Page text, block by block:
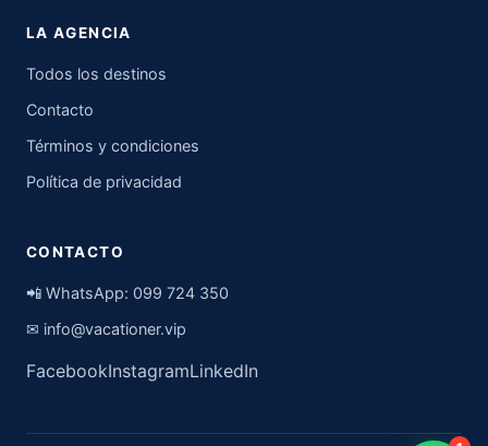
LA AGENCIA
Todos los destinos
Contacto
Términos y condiciones
Política de privacidad
CONTACTO
📲 WhatsApp: 099 724 350
✉ info@vacationer.vip
FacebookInstagramLinkedIn